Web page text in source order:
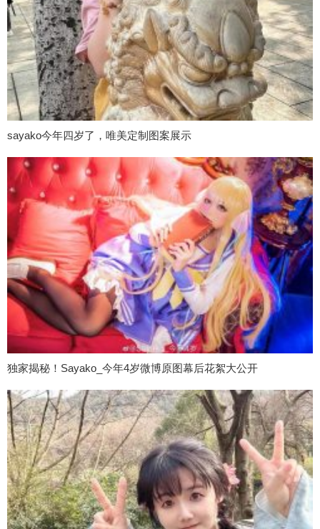
sayako今年四岁了，唯美定制图案展示
独家揭秘！Sayako_今年4岁微博原图幕后花絮大公开